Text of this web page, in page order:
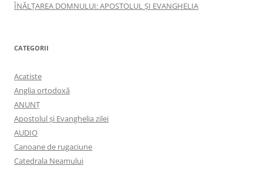
ÎNĂLŢAREA DOMNULUI: APOSTOLUL ȘI EVANGHELIA
CATEGORII
Acatiste
Anglia ortodoxă
ANUNŢ
Apostolul şi Evanghelia zilei
AUDIO
Canoane de rugaciune
Catedrala Neamului